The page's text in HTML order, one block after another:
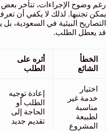
رغم وضوح الإجراءات، تتأخر
يمكن تجنبها. لذلك لا يكفي أن
التصاريح البيئية في السعودية،
قد يعطل الطلب.
الخطأ
الشائع
أثره على
الطلب
اختيار
خدمة غير
مناسبة
لطبيعة
المشروع
إعادة توجيه
الطلب أو
الحاجة إلى
تقديم جديد